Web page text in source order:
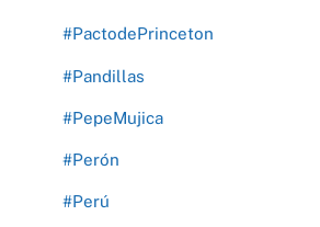
#PactodePrinceton
#Pandillas
#PepeMujica
#Perón
#Perú